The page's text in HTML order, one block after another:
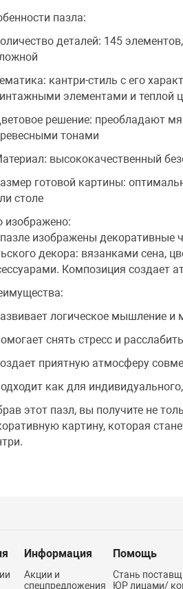
пазла:
деталей: 145
кантри-стиль с его
элементами и теплой
решение: преобладают
тонами
высококачественный
готовой картины:
столе
изображено:
изображены декоративные
декора: вязанками сена,
Композиция создает
логическое мышление и
снять стресс и
приятную атмосферу
как для
этот пазл, вы получите не
картину, которая
Информация
Акции и
спецпредложения
Помощь
Стань
ЮР лицами/